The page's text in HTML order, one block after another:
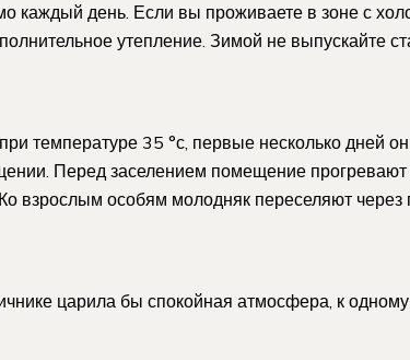
каждый день. Если вы проживаете в зоне с
утепление. Зимой не выпускайте
температуре 35 °с, первые несколько дней
Перед заселением помещение
взрослым особям молодняк переселяют через
царила бы спокойная атмосфера, к